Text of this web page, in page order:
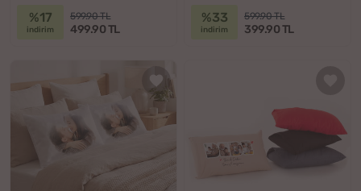
%17
indirim
599.90 TL
499.90 TL
%33
indirim
599.90 TL
399.90 TL